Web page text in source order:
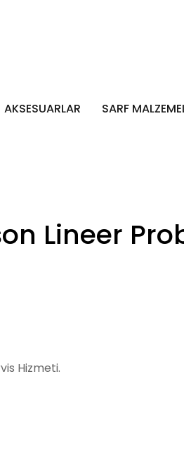
AKSESUARLAR SARF
Lineer
Hizmeti.